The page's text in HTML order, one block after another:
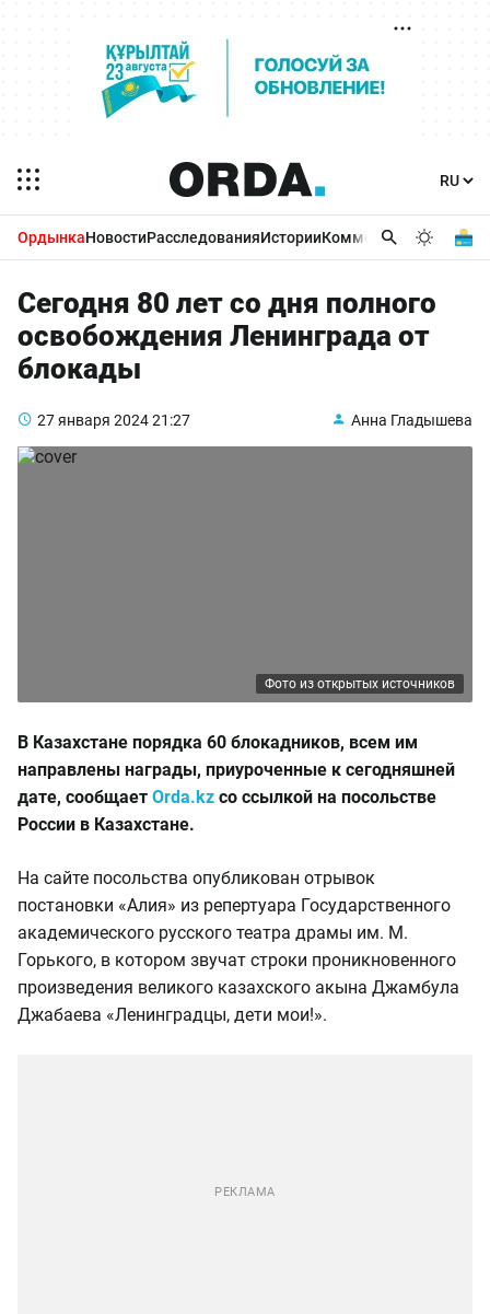
ОрдынкаНовостиРасследованияИсторииКомментарииБизнес
Сегодня 80 лет со дня полного
освобождения Ленинграда от
блокады
27 января 202421:27 Анна Гладышева
Фото из открытых источников
В Казахстане порядка 60 блокадников, всем им
направлены награды, приуроченные к сегодняшней
дате, сообщает Orda.kz со ссылкой на посольстве
России в Казахстане.
На сайте посольства опубликован отрывок
постановки «Алия» из репертуара Государственного
академического русского театра драмы им. М.
Горького, в котором звучат строки проникновенного
произведения великого казахского акына Джамбула
Джабаева «Ленинградцы, дети мои!».